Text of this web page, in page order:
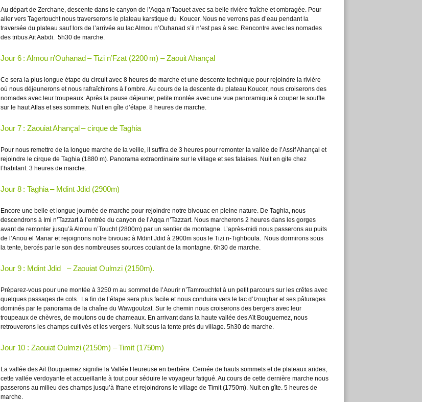
Au départ de Zerchane, descente dans le canyon de l’Aqqa n’Taouet avec sa belle rivière fraîche et ombragée. Pour
aller vers Tagertoucht nous traverserons le plateau karstique du Koucer. Nous ne verrons pas d’eau pendant la
traversée du plateau sauf lors de l’arrivée au lac Almou n’Ouhanad s’il n’est pas à sec. Rencontre avec les nomades
des tribus Ait Aabdi. 5h30 de marche.
Jour 6 : Almou n’Ouhanad – Tizi n’Fzat (2200 m) – Zaouit Ahançal
Ce sera la plus longue étape du circuit avec 8 heures de marche et une descente technique pour rejoindre la rivière
où nous déjeunerons et nous rafraîchirons à l’ombre. Au cours de la descente du plateau Koucer, nous croiserons des
nomades avec leur troupeaux. Après la pause déjeuner, petite montée avec une vue panoramique à couper le souffle
sur le haut Atlas et ses sommets. Nuit en gîte d’étape. 8 heures de marche.
Jour 7 : Zaouiat Ahançal – cirque de Taghia
Pour nous remettre de la longue marche de la veille, il suffira de 3 heures pour remonter la vallée de l’Assif Ahançal et
rejoindre le cirque de Taghia (1880 m). Panorama extraordinaire sur le village et ses falaises. Nuit en gite chez
l’habitant. 3 heures de marche.
Jour 8 : Taghia – Mdint Jdid (2900m)
Encore une belle et longue journée de marche pour rejoindre notre bivouac en pleine nature. De Taghia, nous
descendrons à Imi n’Tazzart à l’entrée du canyon de l’Aqqa n’Tazzart. Nous marcherons 2 heures dans les gorges
avant de remonter jusqu’à Almou n’Toucht (2800m) par un sentier de montagne. L’après-midi nous passerons au puits
de l’Anou el Manar et rejoignons notre bivouac à Mdint Jdid à 2900m sous le Tizi n-Tighboula. Nous dormirons sous
la tente, bercés par le son des nombreuses sources coulant de la montagne. 6h30 de marche.
Jour 9 : Mdint Jdid – Zaouiat Oulmzi (2150m).
Préparez-vous pour une montée à 3250 m au sommet de l’Aourir n’Tamrouchtet à un petit parcours sur les crêtes avec
quelques passages de cols. La fin de l’étape sera plus facile et nous conduira vers le lac d’Izoughar et ses pâturages
dominés par le panorama de la chaîne du Wawgoulzat. Sur le chemin nous croiserons des bergers avec leur
troupeaux de chèvres, de moutons ou de chameaux. En arrivant dans la haute vallée des Aït Bouguemez, nous
retrouverons les champs cultivés et les vergers. Nuit sous la tente près du village. 5h30 de marche.
Jour 10 : Zaouiat Oulmzi (2150m) – Timit (1750m)
La vallée des Aït Bouguemez signifie la Vallée Heureuse en berbère. Cernée de hauts sommets et de plateaux arides,
cette vallée verdoyante et accueillante à tout pour séduire le voyageur fatigué. Au cours de cette dernière marche nous
passerons au milieu des champs jusqu’à Ifrane et rejoindrons le village de Timit (1750m). Nuit en gîte. 5 heures de
marche.